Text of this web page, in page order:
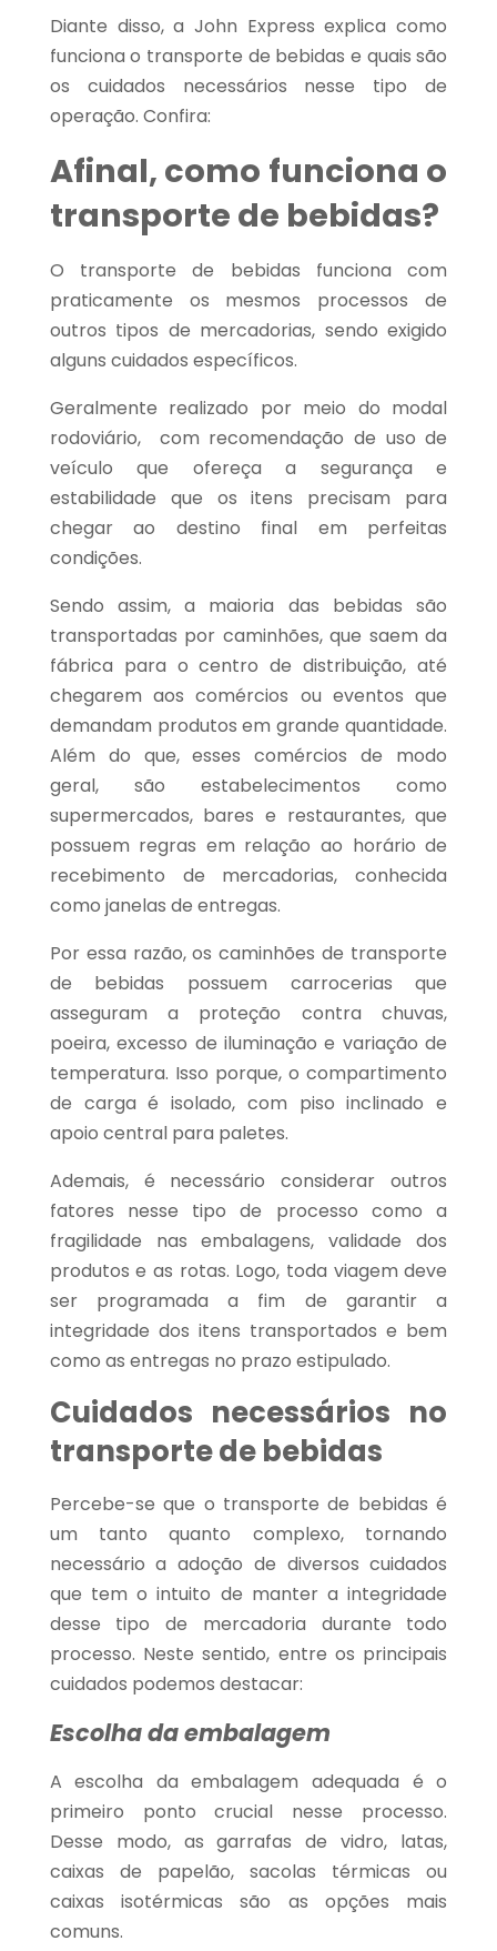
Diante disso, a John Express explica como
funciona o transporte de bebidas e quais são
os cuidados necessários nesse tipo de
operação. Confira:
Afinal, como funciona o
transporte de bebidas?
O transporte de bebidas funciona com
praticamente os mesmos processos de
outros tipos de mercadorias, sendo exigido
alguns cuidados específicos.
Geralmente realizado por meio do modal
rodoviário, com recomendação de uso de
veículo que ofereça a segurança e
estabilidade que os itens precisam para
chegar ao destino final em perfeitas
condições.
Sendo assim, a maioria das bebidas são
transportadas por caminhões, que saem da
fábrica para o centro de distribuição, até
chegarem aos comércios ou eventos que
demandam produtos em grande quantidade.
Além do que, esses comércios de modo
geral, são estabelecimentos como
supermercados, bares e restaurantes, que
possuem regras em relação ao horário de
recebimento de mercadorias, conhecida
como janelas de entregas.
Por essa razão, os caminhões de transporte
de bebidas possuem carrocerias que
asseguram a proteção contra chuvas,
poeira, excesso de iluminação e variação de
temperatura. Isso porque, o compartimento
de carga é isolado, com piso inclinado e
apoio central para paletes.
Ademais, é necessário considerar outros
fatores nesse tipo de processo como a
fragilidade nas embalagens, validade dos
produtos e as rotas. Logo, toda viagem deve
ser programada a fim de garantir a
integridade dos itens transportados e bem
como as entregas no prazo estipulado.
Cuidados necessários no
transporte de bebidas
Percebe-se que o transporte de bebidas é
um tanto quanto complexo, tornando
necessário a adoção de diversos cuidados
que tem o intuito de manter a integridade
desse tipo de mercadoria durante todo
processo. Neste sentido, entre os principais
cuidados podemos destacar:
Escolha da embalagem
A escolha da embalagem adequada é o
primeiro ponto crucial nesse processo.
Desse modo, as garrafas de vidro, latas,
caixas de papelão, sacolas térmicas ou
caixas isotérmicas são as opções mais
comuns.